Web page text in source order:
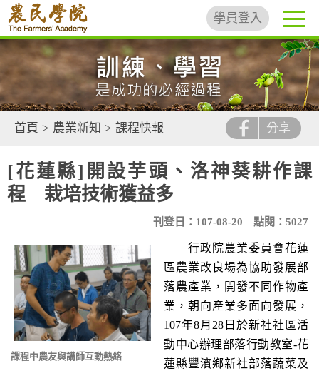
學員登入
首頁 > 農業新知 > 課程快報 分享
[花蓮縣]開設芋頭、洛神葵耕作課
程 栽培技術獲益多
刊登日：107-08-20 點閱：5027
課程中農友與講師互動熱絡
行政院農業委員會花蓮
區農業改良場為協助發展部
落農產業，開發不同作物產
業，朝向產業多面向發展，
107年8月28日於新社社區活
動中心辦理部落行動教室-花
蓮縣豐濱鄉新社部落蔬菜及